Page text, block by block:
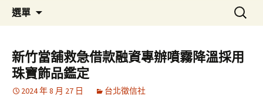
選單
要
內
容
搜
尋
鍵
字:
新竹當舖救急借款融資專辦噴霧降溫採用
珠寶飾品鑑定
2024 年 8 月 27 日 台北徵信社